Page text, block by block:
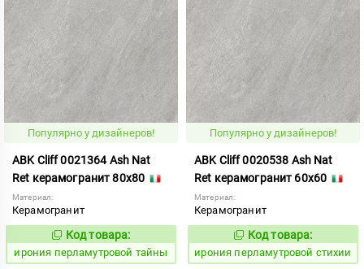
Популярно у дизайнеров!
ABK Cliff 0021364 Ash Nat
Ret керамогранит 80x80
Материал:
Керамогранит
1102726
Код товара:
ирония перламутровой тайны
Популярно у дизайнеров!
ABK Cliff 0020538 Ash Nat
Ret керамогранит 60x60
Материал:
Керамогранит
1102723
Код товара:
ирония перламутровой стихии